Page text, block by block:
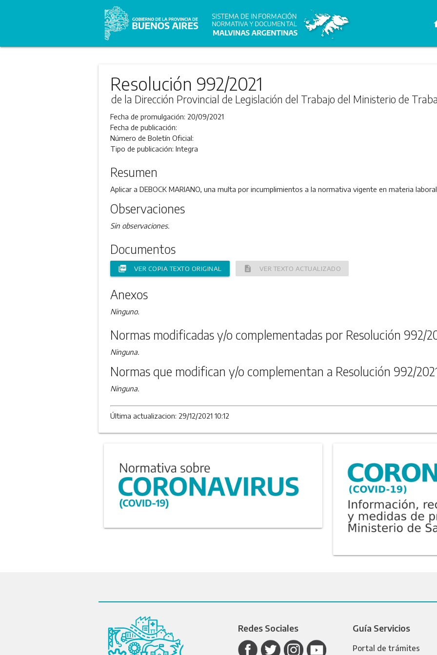
Resolución 992/2021
de la Dirección Provincial de Legislación del Trabajo del Ministerio de
Fecha de promulgación: 20/09/2021
Fecha de publicación:
Número de Boletín Oficial:
Tipo de publicación: Integra
Resumen
Aplicar a DEBOCK MARIANO, una multa por incumplimientos a la normativa vigente en materia
Observaciones
Sin observaciones.
Documentos
picture_as_pdf VER COPIA TEXTO ORIGINAL description VER TEXTO ACTUALIZADO
Anexos
Ninguno.
Normas modificadas y/o complementadas por Resolución 992/
Ninguna.
Normas que modifican y/o complementan a Resolución 992/
Ninguna.
Última actualizacion: 29/12/2021 10:12
Redes Sociales Guía Servicios
Portal de trámites